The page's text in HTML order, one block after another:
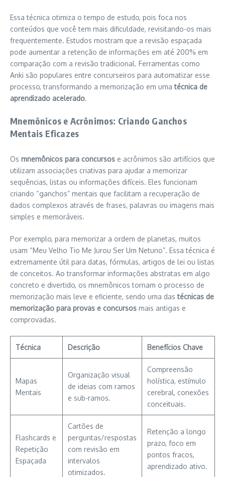
Essa técnica otimiza o tempo de estudo, pois foca nos
conteúdos que você tem mais dificuldade, revisitando-os mais
frequentemente. Estudos mostram que a revisão espaçada
pode aumentar a retenção de informações em até 200% em
comparação com a revisão tradicional. Ferramentas como
Anki são populares entre concurseiros para automatizar esse
processo, transformando a memorização em umatécnica de
aprendizado acelerado.
Mnemônicos e Acrônimos: Criando Ganchos
Mentais Eficazes
Os mnemônicos para concursos e acrônimos são artifícios que
utilizam associações criativas para ajudar a memorizar
sequências, listas ou informações difíceis. Eles funcionam
criando “ganchos” mentais que facilitam a recuperação de
dados complexos através de frases, palavras ou imagens mais
simples e memoráveis.
Por exemplo, para memorizar a ordem de planetas, muitos
usam “Meu Velho Tio Me Jurou Ser Um Netuno”. Essa técnica é
extremamente útil para datas, fórmulas, artigos de lei ou listas
de conceitos. Ao transformar informações abstratas em algo
concreto e divertido, os mnemônicos tornam o processo de
memorização mais leve e eficiente, sendo uma dastécnicas de
memorização para provas e concursos mais antigas e
comprovadas.
Técnica Descrição Benefícios Chave
Mapas
Mentais
Organização visual
de ideias com ramos
e sub-ramos.
Compreensão
holística, estímulo
cerebral, conexões
conceituais.
Flashcards e
Repetição
Espaçada
Cartões de
perguntas/respostas
com revisão em
intervalos
otimizados.
Retenção a longo
prazo, foco em
pontos fracos,
aprendizado ativo.